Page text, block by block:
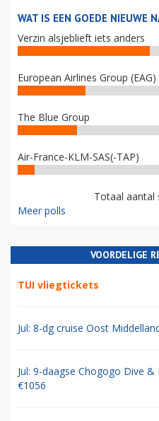
WAT IS EEN GOEDE NIEUWE
Verzin alsjeblieft iets anders
European Airlines Group (EAG)
The Blue Group
Air-France-KLM-SAS(-TAP)
Totaal aantal
Meer polls
VOORDELIGE
TUI vliegtickets
Jul: 8-dg cruise Oost
Jul: 9-daagse Chogogo Dive &
€1056